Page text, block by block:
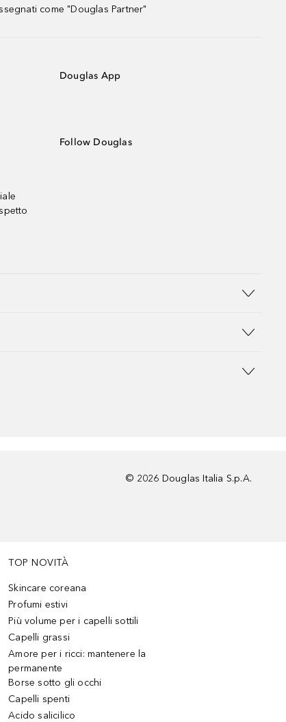
come "Douglas Partner"
Douglas App
Follow Douglas
© 2026 Douglas Italia S.p.A.
TOP NOVITÀ
Skincare coreana
Profumi estivi
Più volume per i capelli sottili
Capelli grassi
Amore per i ricci: mantenere la
permanente
Borse sotto gli occhi
Capelli spenti
Acido salicilico